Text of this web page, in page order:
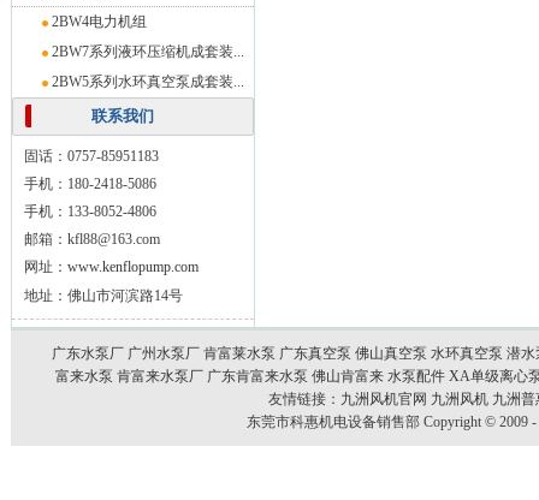
2BW4电力机组
2BW7系列液环压缩机成套装...
2BW5系列水环真空泵成套装...
联系我们
固话：0757-85951183
手机：180-2418-5086
手机：133-8052-4806
邮箱：kfl88@163.com
网址： www.kenflopump.com
地址：佛山市河滨路14号
广东水泵厂 广州水泵厂 肯富莱水泵 广东真空泵 佛山真空泵 水环真空泵 潜水
富来水泵 肯富来水泵厂 广东肯富来水泵 佛山肯富来 水泵配件 XA单级离心
友情链接： 九洲风机官网 九洲风机 九洲
东莞市科惠机电设备销售部 Copyright © 2009